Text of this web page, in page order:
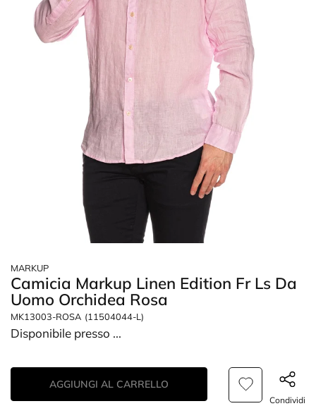
MARKUP
Camicia Markup Linen Edition Fr Ls Da
Uomo Orchidea Rosa
MK13003-ROSA (11504044-L)
Disponibile presso ...
AGGIUNGI AL CARRELLO
Condividi